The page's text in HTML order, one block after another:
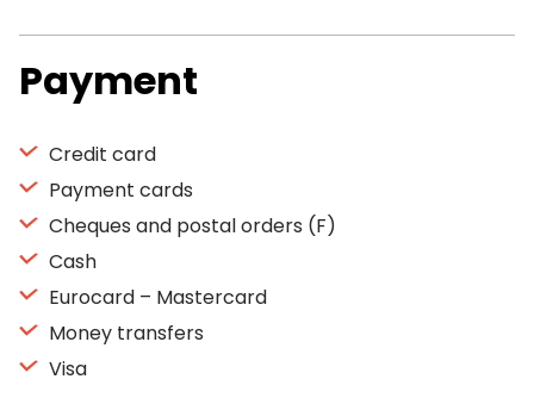
Payment
Credit card
Payment cards
Cheques and postal orders (F)
Cash
Eurocard – Mastercard
Money transfers
Visa